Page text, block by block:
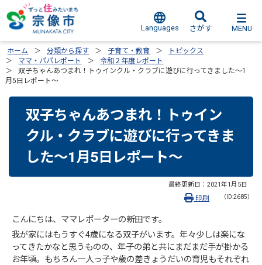
Languages さがす MENU
ホーム 分類から探す 子育て・教育
トピックス
ママ・パパレポート
令和２年度レポート
双子ちゃんあつまれ！トゥインクル・クラブに遊びに行ってきました～1
月5日レポート～
双子ちゃんあつまれ！トゥイン
クル・クラブに遊びに行ってきま
した～1月5日レポート～
最終更新日： 2021年1月5日
（ID:2685）
印刷
こんにちは、ママレポーターの新田です。
我が家にはもうすぐ4歳になる双子がいます。年々少しは楽にな
ってきたかなと思うものの、年子の弟と共にまだまだ手が掛かる
お年頃。もちろん一人っ子や歳の差きょうだいの育児もそれぞれ